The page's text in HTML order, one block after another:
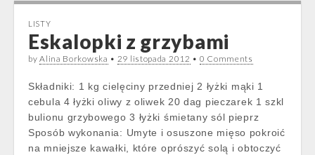
LISTY
Eskalopki z grzybami
byAlina Borkowska • 29 listopada 2012 • 0 Comments
Składniki: 1 kg cielęciny przedniej 2 łyżki mąki 1
cebula 4 łyżki oliwy z oliwek 20 dag pieczarek 1 szkl
bulionu grzybowego 3 łyżki śmietany sól pieprz
Sposób wykonania: Umyte i osuszone mięso pokroić
na mniejsze kawałki, które oprószyć solą i obtoczyć